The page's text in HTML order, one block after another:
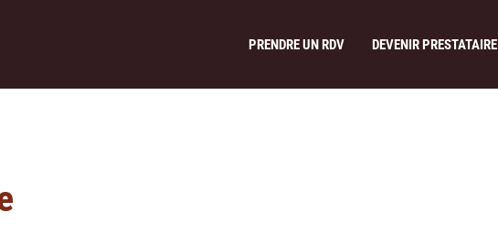
PRENDRE UN RDV DEVENIR PRESTATAIRE